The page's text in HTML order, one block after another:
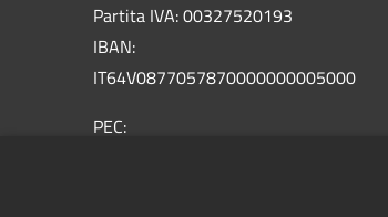
Partita IVA: 00327520193
IBAN:
IT64V0877057870000000005000
PEC: